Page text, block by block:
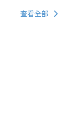
查看全部